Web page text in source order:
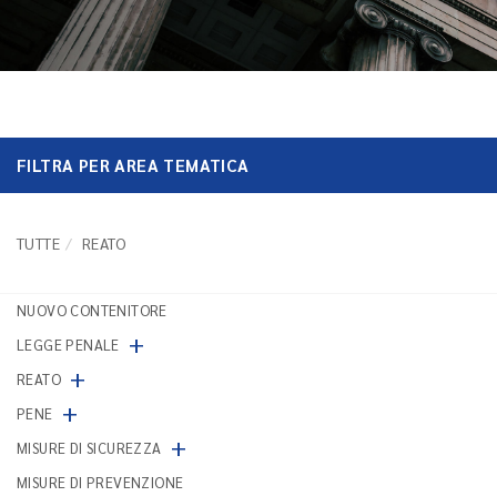
FILTRA PER AREA TEMATICA
TUTTE REATO
NUOVO CONTENITORE
LEGGE PENALE +
REATO +
PENE +
MISURE DI SICUREZZA +
MISURE DI PREVENZIONE